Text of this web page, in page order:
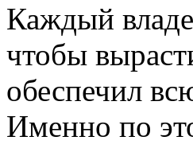
Каждый
чтобы
обеспечил
Именно по